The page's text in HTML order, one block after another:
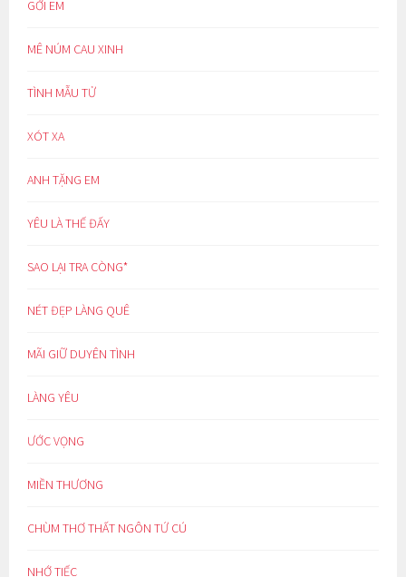
GỞI EM
MÊ NÚM CAU XINH
TÌNH MẪU TỬ
XÓT XA
ANH TẶNG EM
YÊU LÀ THẾ ĐẤY
SAO LẠI TRA CÒNG*
NÉT ĐẸP LÀNG QUÊ
MÃI GIỮ DUYÊN TÌNH
LÀNG YÊU
ƯỚC VỌNG
MIỀN THƯƠNG
CHÙM THƠ THẤT NGÔN TỨ CÚ
NHỚ TIẾC